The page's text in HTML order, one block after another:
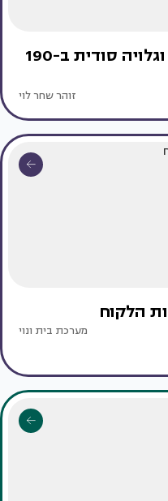
60 תערוכות, 50 מעצבים וגלויה סודית ב-190
זוהר שחר לוי
הלקוח
מערכת בית ונוי